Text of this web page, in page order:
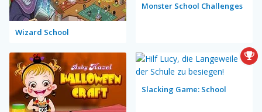
Wizard School
Monster School Challenges
Slacking Game: School